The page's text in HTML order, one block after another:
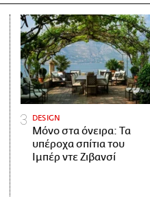
DESIGN
Μόνο στα όνειρα: Τα
υπέροχα σπίτια του
Ιμπέρ ντε Ζιβανσί